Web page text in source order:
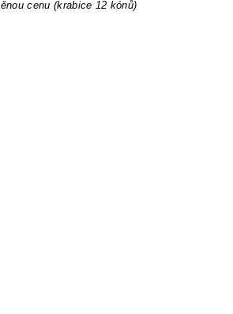
cenu (krabice 12 kónů)